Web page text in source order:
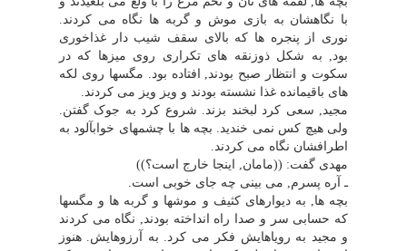
با نگاهشان به بازى موش و گربه ها نگاه مى کردند.
نورى از پنجره ها که بالاى سقف شیب دار غذاخورى
بود, به شکل ذوزنقه هاى تکرارى روى میزها که در
سکوت و انتظار صبح بودند, افتاده بود. مگسها روى لکه
هاى باقیمانده غذا نشسته بودند و ویز ویز مى کردند.
مجید, سعى کرد لبخند بزند. شروع کرد به جوک گفتن.
ولى هیچ کس نمى خندید. بچه ها با چشمهاى خوابآلود به
اطرافشان نگاه مى کردند.
مهدى گفت: ((مامان, اینجا خارج است؟))
ـ آره پسرم, مى بینى چه جاى خوبى است.
بچه ها, به دیوارهاى کثیف و موشها و گربه ها و مگسها
که حسابى سر و صدا راه انداخته بودند, نگاه مى کردند
و مجید به رویاهایش فکر مى کرد. به آرزوهایش. هنوز